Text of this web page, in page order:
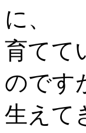
に、
育てて
のです
生えて